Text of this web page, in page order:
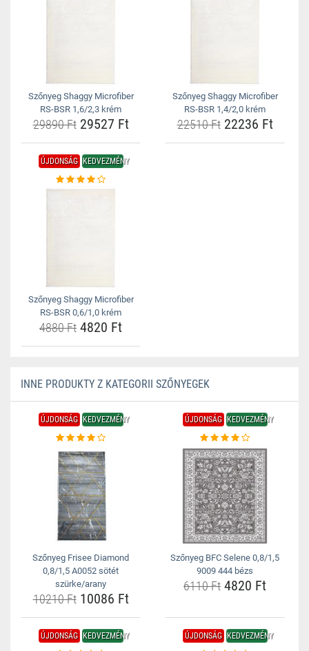
Szőnyeg Shaggy Microfiber
RS-BSR 1,6/2,3 krém
29890 Ft29527 Ft
Szőnyeg Shaggy Microfiber
RS-BSR 1,4/2,0 krém
22510 Ft22236 Ft
ÚJDONSÁG KEDVEZMÉNY
Szőnyeg Shaggy Microfiber
RS-BSR 0,6/1,0 krém
4880 Ft 4820 Ft
INNE PRODUKTY Z KATEGORII SZŐNYEGEK
ÚJDONSÁG KEDVEZMÉNY
Szőnyeg Frisee Diamond
0,8/1,5 A0052 sötét
szürke/arany
10210 Ft10086 Ft
ÚJDONSÁG KEDVEZMÉNY
Szőnyeg BFC Selene 0,8/1,5
9009 444 bézs
6110 Ft 4820 Ft
ÚJDONSÁG KEDVEZMÉNY ÚJDONSÁG KEDVEZMÉNY